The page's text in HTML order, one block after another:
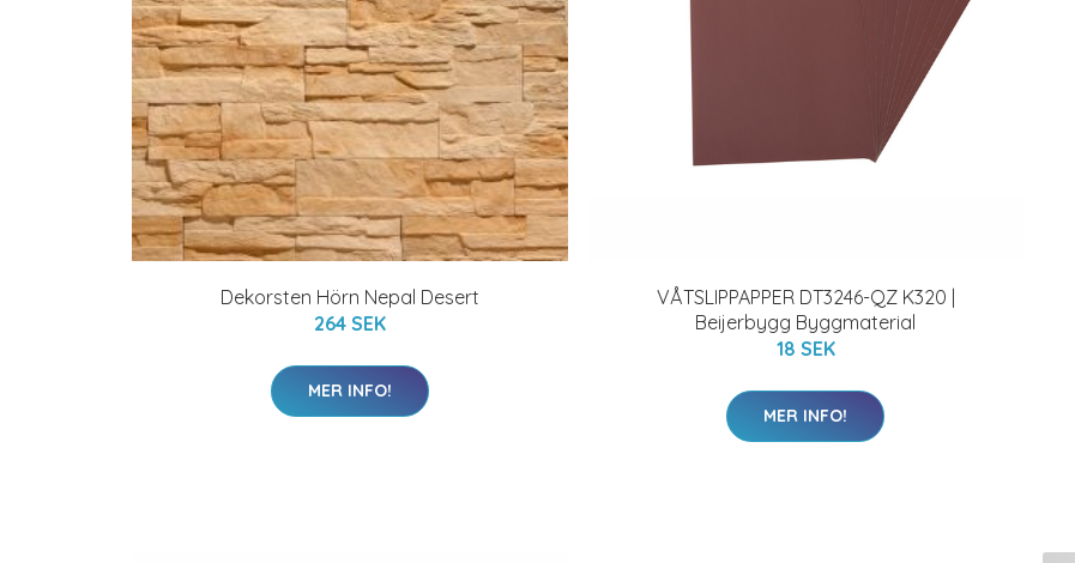
Dekorsten Hörn Nepal Desert
264 SEK
MER INFO!
VÅTSLIPPAPPER DT3246-QZ K320 |
Beijerbygg Byggmaterial
18 SEK
MER INFO!